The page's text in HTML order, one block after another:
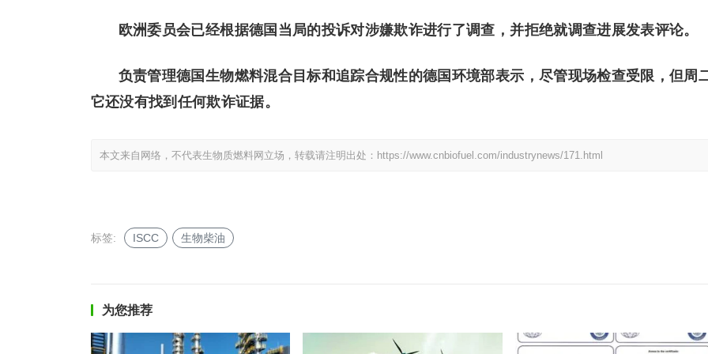
欧洲委员会已经根据德国当局的投诉对涉嫌欺诈进行了调查，并拒绝就调查进展发表评论。
负责管理德国生物燃料混合目标和追踪合规性的德国环境部表示，尽管现场检查受限，但周
它还没有找到任何欺诈证据。
本文来自网络，不代表生物质燃料网立场，转载请注明出处：https://www.cnbiofuel.com/industrynews/171.html
标签: ISCC 生物柴油
为您推荐